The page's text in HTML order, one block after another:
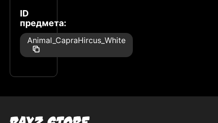
ID
предмета:
Animal_CapraHircus_White